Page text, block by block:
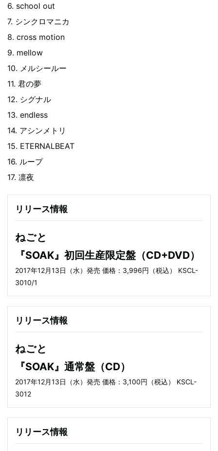
6. school out
7. シンクロマニカ
8. cross motion
9. mellow
10. メルシールー
11. 君の夢
12. シグナル
13. endless
14. アシンメトリ
15. ETERNALBEAT
16. ループ
17. 凛夜
リリース情報
ねごと
『SOAK』初回生産限定盤（CD+DVD）
2017年12月13日（水）発売 価格：3,996円（税込） KSCL-
3010/1
リリース情報
ねごと
『SOAK』通常盤（CD）
2017年12月13日（水）発売 価格：3,100円（税込） KSCL-
3012
リリース情報